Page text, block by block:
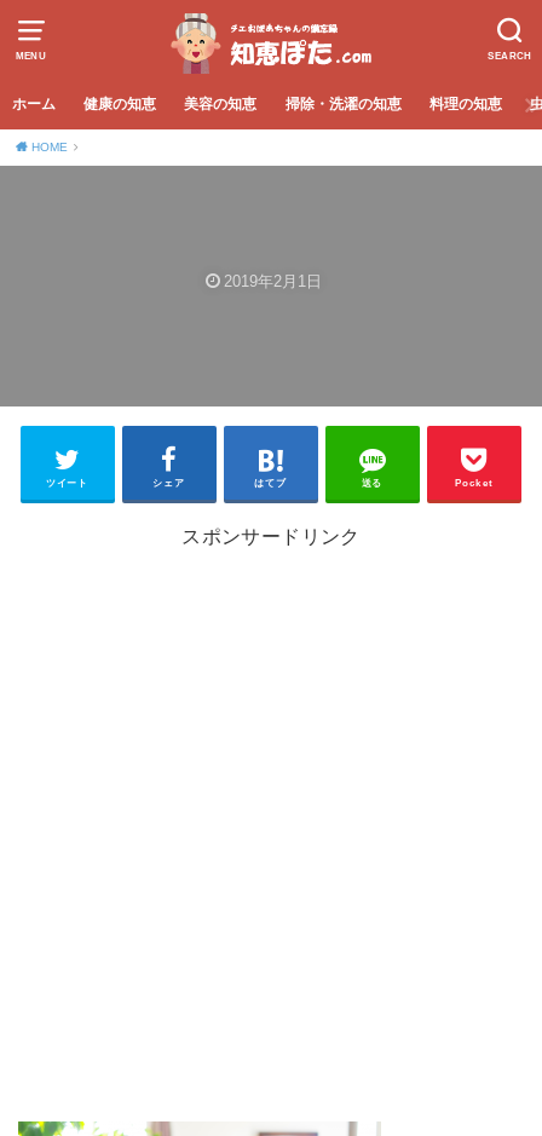
MENU SEARCH
ホーム 健康の知恵 美容の知恵 掃除・洗濯の知恵 料理の知恵
HOME
2019年2月1日
ツイート シェア はてブ 送る Pocket
スポンサードリンク